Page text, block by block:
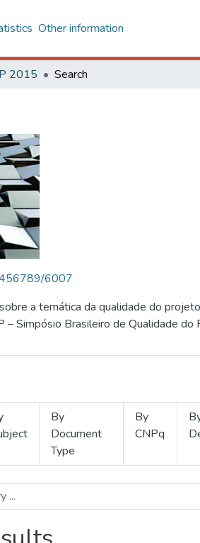
Other information
2015 Search
6007
a temática da qualidade do
Simpósio Brasileiro de Qualidade
By
Document
Type
By
CNPq